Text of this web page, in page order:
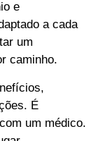
e
a cada
um
caminho.
É
um médico.